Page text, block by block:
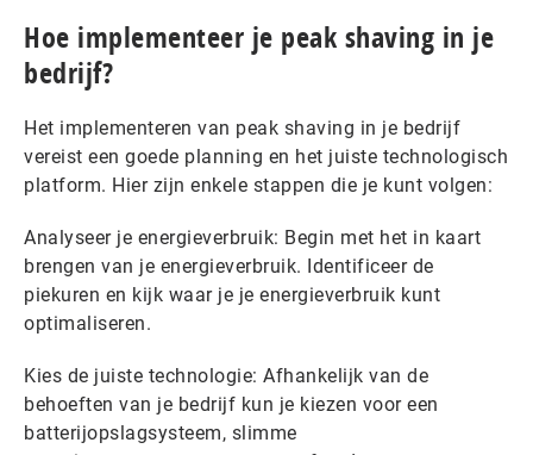
Hoe implementeer je peak shaving in je
bedrijf?
Het implementeren van peak shaving in je bedrijf
vereist een goede planning en het juiste technologisch
platform. Hier zijn enkele stappen die je kunt volgen:
Analyseer je energieverbruik: Begin met het in kaart
brengen van je energieverbruik. Identificeer de
piekuren en kijk waar je je energieverbruik kunt
optimaliseren.
Kies de juiste technologie: Afhankelijk van de
behoeften van je bedrijf kun je kiezen voor een
batterijopslagsysteem, slimme